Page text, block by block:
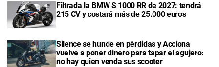
Filtrada la BMW S 1000 RR de 2027: tendrá
215 CV y costará más de 25.000 euros
Silence se hunde en pérdidas y Acciona
vuelve a poner dinero para tapar el agujero:
no hay quien venda sus scooter